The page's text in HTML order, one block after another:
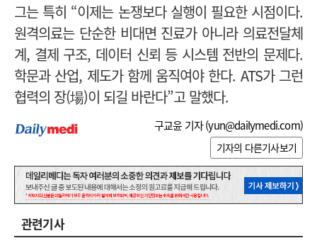
그는 특히 “이제는 논쟁보다 실행이 필요한 시점이다.
원격의료는 단순한 비대면 진료가 아니라 의료전달체
계, 결제 구조, 데이터 신뢰 등 시스템 전반의 문제다.
학문과 산업, 제도가 함께 움직여야 한다. ATS가 그런
협력의 장(場)이 되길 바란다”고 말했다.
구교윤 기자 (yun@dailymedi.com)
기자의 다른기사보기
관련기사